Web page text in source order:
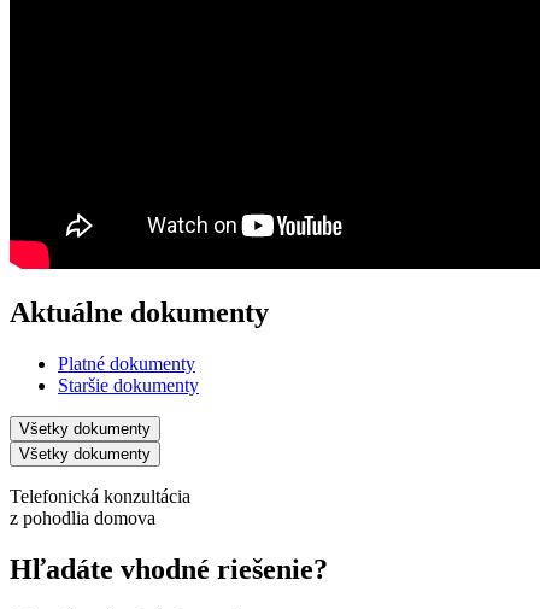
Aktuálne dokumenty
Platné dokumenty
Staršie dokumenty
Všetky dokumenty
Všetky dokumenty
Telefonická konzultácia
z pohodlia domova
Hľadáte vhodné riešenie?